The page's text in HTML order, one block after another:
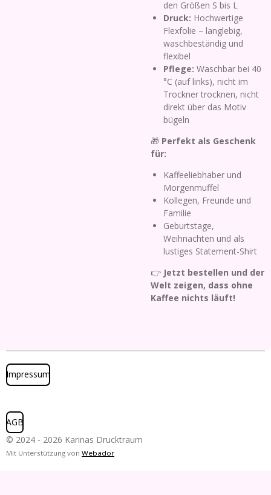
den Größen S bis L
Druck: Hochwertige
Flexfolie – langlebig,
waschbeständig und
flexibel
Pflege: Waschbar bei 40
°C (auf links), nicht im
Trockner trocknen, nicht
direkt über das Motiv
bügeln
🎁 Perfekt als Geschenk
für:
Kaffeeliebhaber und
Morgenmuffel
Kollegen, Freunde und
Familie
Geburtstage,
Weihnachten und als
lustiges Statement-Shirt
👉 Jetzt bestellen und der
Welt zeigen, dass ohne
Kaffee nichts läuft!
Impressum
AGB
© 2024 - 2026 Karinas Drucktraum
Mit Unterstützung von Webador